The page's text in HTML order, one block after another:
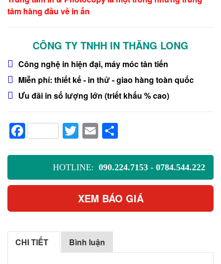
tâm hàng đầu về in ấn
CÔNG TY TNHH IN THĂNG LONG
Công nghệ in hiện đại, máy móc tân tiến
Miễn phí: thiết kế - in thử - giao hàng toàn quốc
Ưu đãi in số lượng lớn (triết khấu % cao)
FacebookTwitter
Email
HOTLINE: 090.224.7153 - 0784.544.222
XEM BÁO GIÁ
CHI TIẾT Bình luận